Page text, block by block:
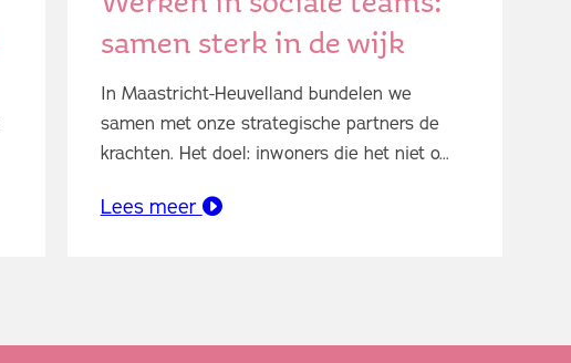
samen sterk in de wijk
In Maastricht-Heuvelland bundelen we
samen met onze strategische partners de
krachten. Het doel: inwoners die het niet o...
Lees meer